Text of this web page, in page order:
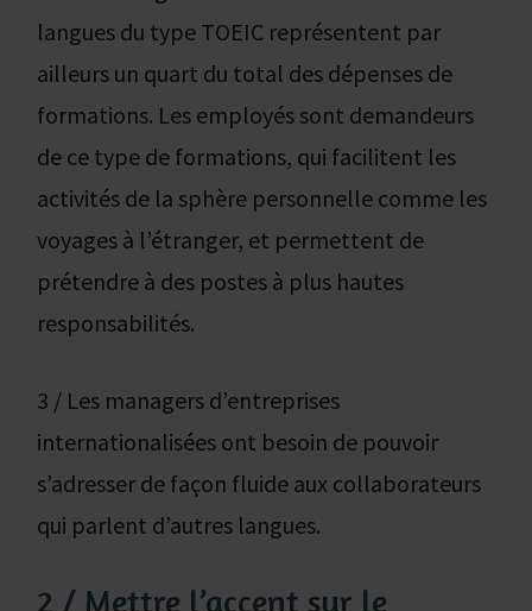
langues du type TOEIC représentent par
ailleurs un quart du total des dépenses de
formations. Les employés sont demandeurs
de ce type de formations, qui facilitent les
activités de la sphère personnelle comme les
voyages à l’étranger, et permettent de
prétendre à des postes à plus hautes
responsabilités.
3 / Les managers d’entreprises
internationalisées ont besoin de pouvoir
s’adresser de façon fluide aux collaborateurs
qui parlent d’autres langues.
2 / Mettre l’accent sur le